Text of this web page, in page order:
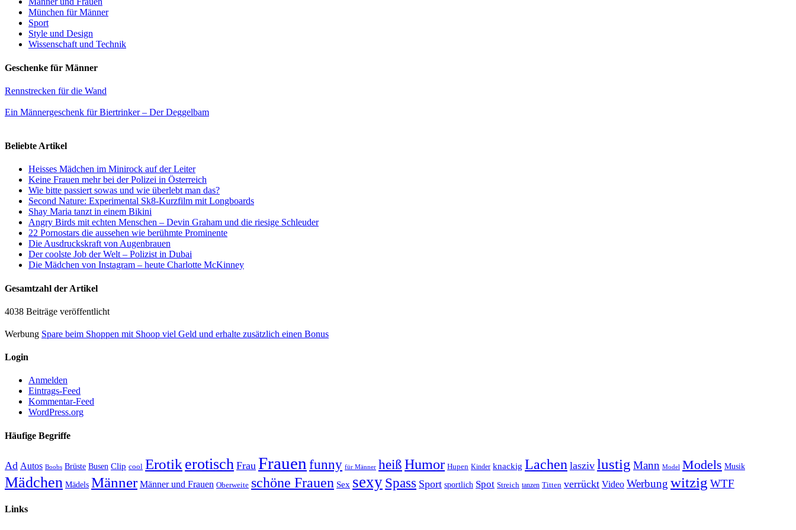
München für Männer
Sport
Style und Design
Wissenschaft und Technik
Geschenke für Männer
Rennstrecken für die Wand
Ein Männergeschenk für Biertrinker – Der Deggelbam
Beliebte Artikel
Heisses Mädchen im Minirock auf der Leiter
Keine Frauen mehr bei der Polizei in Österreich
Wie bitte passiert sowas und wie überlebt man das?
Second Nature: Experimental Sk8-Kurzfilm mit Longboards
Shay Maria tanzt in einem Bikini
Angry Birds mit echten Menschen – Devin Graham und die riesige Schleuder
22 Pornostars die aussehen wie berühmte Prominente
Die Ausdruckskraft von Augenbrauen
Der coolste Job der Welt – Polizist in Dubai
Die Mädchen von Instagram – heute Charlotte McKinney
Gesamtzahl der Artikel
4038 Beiträge veröffentlicht
Werbung Spare beim Shoppen mit Shoop viel Geld und erhalte zusätzlich einen Bonus
Login
Anmelden
Eintrags-Feed
Kommentar-Feed
WordPress.org
Häufige Begriffe
Ad Autos Boobs Brüste Busen Clip cool Erotik erotisch Frau Frauen funny für Männer heiß Humor Hupen Kinder knackig Lachen lasziv lustig Mann Model Models Musik
Mädchen Mädels Männer Männer und Frauen Oberweite schöne Frauen Sex sexy Spass Sport sportlich Spot Streich tanzen Titten verrückt Video Werbung witzig WTF
Links